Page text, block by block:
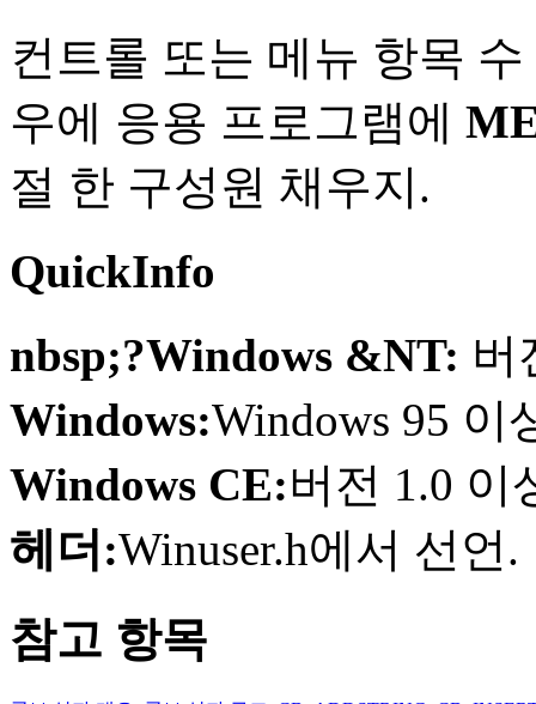
컨트롤 또는 메뉴 항목
우에 응용 프로그램에
절 한 구성원 채우지.
QuickInfo
nbsp;?Windows &NT: 버
Windows:Windows 95 이
Windows CE:버전 1.0 이
헤더:Winuser.h에서 선언.
참고 항목